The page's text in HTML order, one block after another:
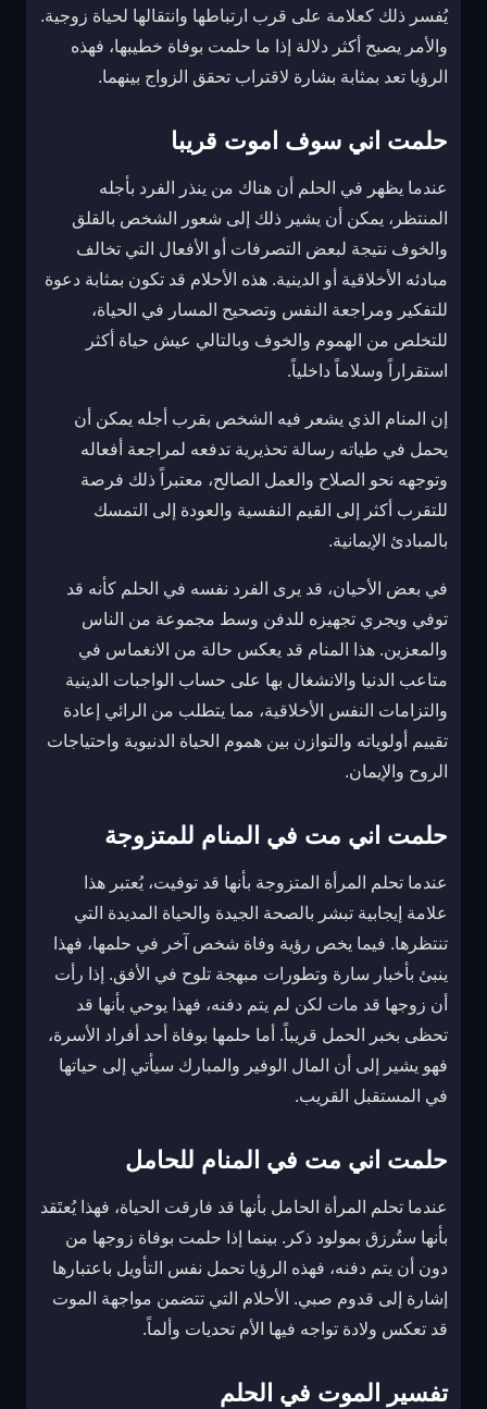
يُفسر ذلك كعلامة على قرب ارتباطها وانتقالها لحياة زوجية.
والأمر يصبح أكثر دلالة إذا ما حلمت بوفاة خطيبها، فهذه
الرؤيا تعد بمثابة بشارة لاقتراب تحقق الزواج بينهما.
حلمت اني سوف اموت قريبا
عندما يظهر في الحلم أن هناك من ينذر الفرد بأجله
المنتظر، يمكن أن يشير ذلك إلى شعور الشخص بالقلق
والخوف نتيجة لبعض التصرفات أو الأفعال التي تخالف
مبادئه الأخلاقية أو الدينية. هذه الأحلام قد تكون بمثابة دعوة
للتفكير ومراجعة النفس وتصحيح المسار في الحياة،
للتخلص من الهموم والخوف وبالتالي عيش حياة أكثر
استقراراً وسلاماً داخلياً.
إن المنام الذي يشعر فيه الشخص بقرب أجله يمكن أن
يحمل في طياته رسالة تحذيرية تدفعه لمراجعة أفعاله
وتوجهه نحو الصلاح والعمل الصالح، معتبراً ذلك فرصة
للتقرب أكثر إلى القيم النفسية والعودة إلى التمسك
بالمبادئ الإيمانية.
في بعض الأحيان، قد يرى الفرد نفسه في الحلم كأنه قد
توفي ويجري تجهيزه للدفن وسط مجموعة من الناس
والمعزين. هذا المنام قد يعكس حالة من الانغماس في
متاعب الدنيا والانشغال بها على حساب الواجبات الدينية
والتزامات النفس الأخلاقية، مما يتطلب من الرائي إعادة
تقييم أولوياته والتوازن بين هموم الحياة الدنيوية واحتياجات
الروح والإيمان.
حلمت اني مت في المنام للمتزوجة
عندما تحلم المرأة المتزوجة بأنها قد توفيت، يُعتبر هذا
علامة إيجابية تبشر بالصحة الجيدة والحياة المديدة التي
تنتظرها. فيما يخص رؤية وفاة شخص آخر في حلمها، فهذا
ينبئ بأخبار سارة وتطورات مبهجة تلوح في الأفق. إذا رأت
أن زوجها قد مات لكن لم يتم دفنه، فهذا يوحي بأنها قد
تحظى بخبر الحمل قريباً. أما حلمها بوفاة أحد أفراد الأسرة،
فهو يشير إلى أن المال الوفير والمبارك سيأتي إلى حياتها
في المستقبل القريب.
حلمت اني مت في المنام للحامل
عندما تحلم المرأة الحامل بأنها قد فارقت الحياة، فهذا يُعتَقد
بأنها ستُرزق بمولود ذكر. بينما إذا حلمت بوفاة زوجها من
دون أن يتم دفنه، فهذه الرؤيا تحمل نفس التأويل باعتبارها
إشارة إلى قدوم صبي. الأحلام التي تتضمن مواجهة الموت
قد تعكس ولادة تواجه فيها الأم تحديات وألماً.
تفسير الموت في الحلم